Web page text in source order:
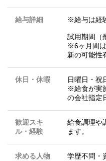
給与詳細 ※給与は経
試用期間（
※6ヶ月間
新の可能性
休日・休暇
日曜日・祝
※給食が実
の会社指定
歓迎スキ
ル・経験
給食調理や
ます。
求める人物
学歴不問・